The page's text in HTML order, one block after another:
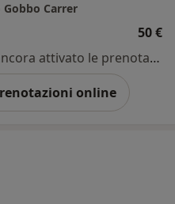
Carrer
50 €
Questo dottore non ha ancora attivato le prenotazioni online presso questo indirizzo.
online